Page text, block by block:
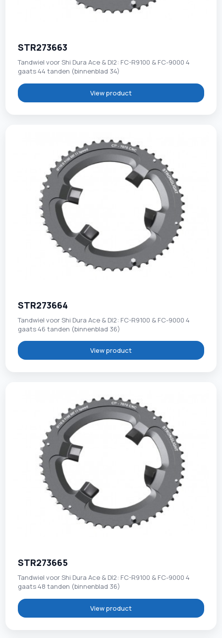
STR273663
Tandwiel voor Shi Dura Ace & DI2: FC-R9100 & FC-9000 4
gaats 44 tanden (binnenblad 34)
View product
STR273664
Tandwiel voor Shi Dura Ace & DI2: FC-R9100 & FC-9000 4
gaats 46 tanden (binnenblad 36)
View product
STR273665
Tandwiel voor Shi Dura Ace & DI2: FC-R9100 & FC-9000 4
gaats 48 tanden (binnenblad 36)
View product